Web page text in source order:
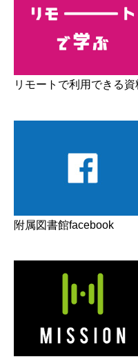
リモートで利用できる資
附属図書館facebook